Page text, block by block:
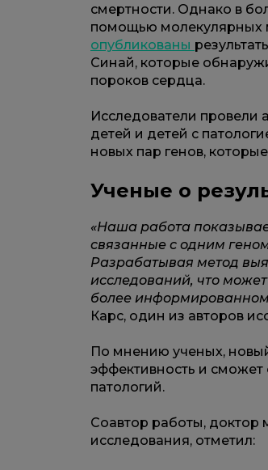
смертности. Однако в
помощью молекулярных
опубликованы
Синай, которые
пороков сердца.
Исследователи провели
детей и детей с
новых пар генов,
Ученые о
«Наша работа
связанные с одним
Разрабатывая метод
исследований, что
более
Карс, один из авторов
По мнению ученых, новый
эффективность и сможет
патологий.
Соавтор работы, доктор
исследования, отметил: